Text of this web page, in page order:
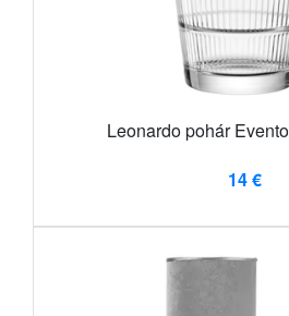
Leonardo pohár
14 €